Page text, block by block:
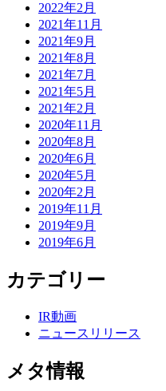
2022年2月
2021年11月
2021年9月
2021年8月
2021年7月
2021年5月
2021年2月
2020年11月
2020年8月
2020年6月
2020年5月
2020年2月
2019年11月
2019年9月
2019年6月
カテゴリー
IR動画
ニュースリリース
メタ情報